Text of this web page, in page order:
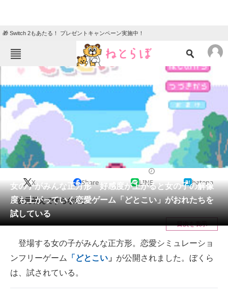
🎁 Switch 2もあたる！ プレゼントキャンペーン実施中！
ねとらぼメニュー
TOP ニュース
エンタメ
地域
住まい
動物 リサーチ
会員記事
メディア
注目記事を集めた総合ページ
ITの今と未来を見通す
スマホと通信の最新トレンド
女の子がみんな正方形 好感度が上がると女の子の解像
度も上がっていく恋愛ゲーム「どとこい」がおれたちを
試している
X Share LINE hatena
二次元萌えですらない。
目次を表示
登場する女の子がみんな正方形。恋愛シミュレーショ
ンフリーゲーム
「どとこい 」 が公開されました。ぼくら
は、試されている。